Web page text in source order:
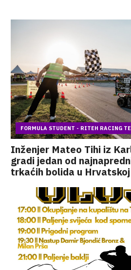
FORMULA STUDENT - RITEH RACING
Inženjer Mateo Tihi iz
gradi jedan od
trkaćih bolida u Hrvatskoj